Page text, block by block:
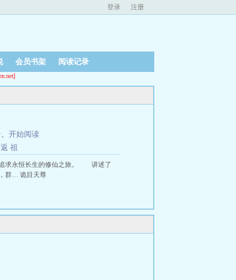
登录 注册
会员书架 阅读记录
开始阅读
祖
追求永恒长生的修仙之旅。 讲述了
群… 诡目天尊